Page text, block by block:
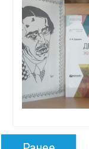
Навигация